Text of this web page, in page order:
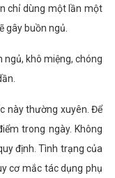
chỉ dùng một lần một
gây buồn ngủ.
khô miệng, chóng
này thường xuyên. Để
trong ngày. Không
định. Tình trạng của
cơ mắc tác dụng phụ